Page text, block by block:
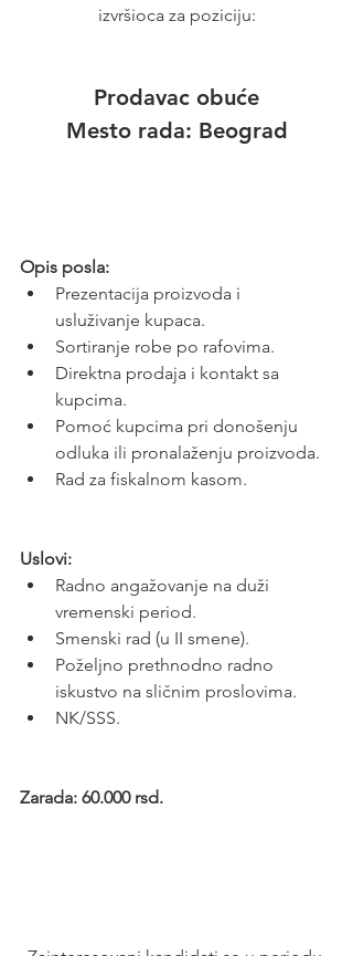
izvršioca za poziciju:
Prodavac obuće
Mesto rada: Beograd
Opis posla:
Prezentacija proizvoda i
usluživanje kupaca.
Sortiranje robe po rafovima.
Direktna prodaja i kontakt sa
kupcima.
Pomoć kupcima pri donošenju
odluka ili pronalaženju proizvoda.
Rad za fiskalnom kasom.
Uslovi:
Radno angažovanje na duži
vremenski period.
Smenski rad (u II smene).
Poželjno prethnodno radno
iskustvo na sličnim proslovima.
NK/SSS.
Zarada: 60.000 rsd.